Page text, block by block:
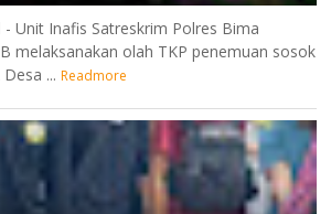
Unit Inafis Satreskrim Polres Bima
melaksanakan olah TKP penemuan sosok
... Readmore